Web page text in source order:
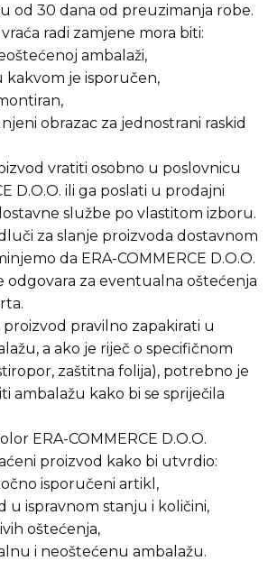
od 30 dana od preuzimanja robe.
radi zamjene mora biti:
ambalaži,
kakvom je isporučen,
obrazac za jednostrani raskid
vratiti osobno u poslovnicu
D.O.O. ili ga poslati u prodajni
službe po vlastitom izboru.
za slanje proizvoda dostavnom
da ERA-COMMERCE D.O.O.
odgovara za eventualna oštećenja
pravilno zapakirati u
a ako je riječ o specifičnom
zaštitna folija), potrebno je
ambalažu kako bi se spriječila
ERA-COMMERCE D.O.O.
proizvod kako bi utvrdio:
isporučeni artikl,
u ispravnom stanju i količini,
oštećenja,
i neoštećenu ambalažu.